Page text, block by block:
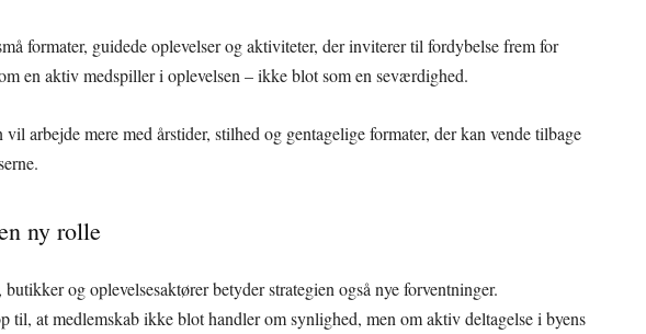
formater, guidede oplevelser og aktiviteter, der inviterer til fordybelse frem for
en aktiv medspiller i oplevelsen – ikke blot som en seværdighed.
arbejde mere med årstider, stilhed og gentagelige formater, der kan vende tilbage
ny rolle
og oplevelsesaktører betyder strategien også nye forventninger.
at medlemskab ikke blot handler om synlighed, men om aktiv deltagelse i byens